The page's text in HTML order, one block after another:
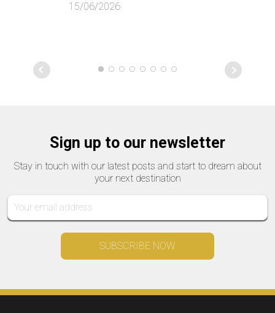
15/06/2026
Sign up to our newsletter
Stay in touch with our latest posts and start to dream about
your next destination